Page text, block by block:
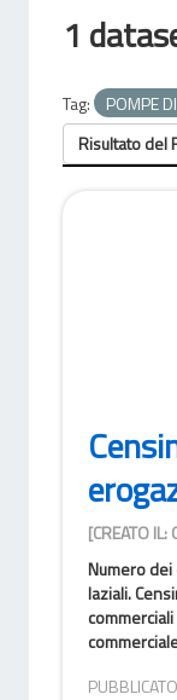
1
Tag:
POMPE
Risultato del
[CREATO
Numero
laziali.